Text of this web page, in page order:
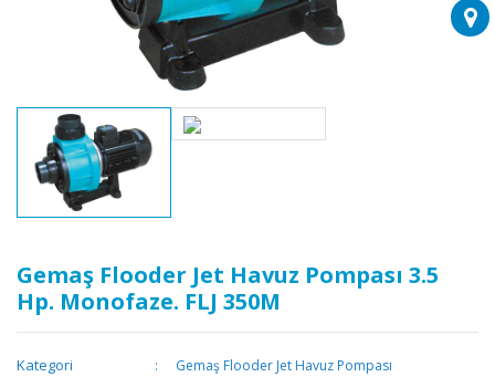
Gemaş Flooder Jet Havuz Pompası 3.5
Hp. Monofaze. FLJ 350M
Kategori Gemaş Flooder Jet Havuz Pompası